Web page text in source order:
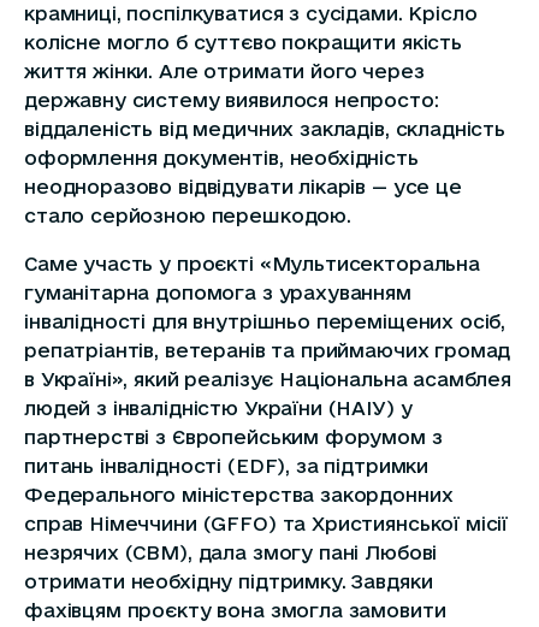
крамниці, поспілкуватися з сусідами. Крісло
колісне могло б суттєво покращити якість
життя жінки. Але отримати його через
державну систему виявилося непросто:
віддаленість від медичних закладів, складність
оформлення документів, необхідність
неодноразово відвідувати лікарів — усе це
стало серйозною перешкодою.
Саме участь у проєкті «Мультисекторальна
гуманітарна допомога з урахуванням
інвалідності для внутрішньо переміщених осіб,
репатріантів, ветеранів та приймаючих громад
в Україні», який реалізує Національна асамблея
людей з інвалідністю України (НАІУ) у
партнерстві з Європейським форумом з
питань інвалідності (EDF), за підтримки
Федерального міністерства закордонних
справ Німеччини (GFFO) та Християнської місії
незрячих (CBM), дала змогу пані Любові
отримати необхідну підтримку. Завдяки
фахівцям проєкту вона змогла замовити